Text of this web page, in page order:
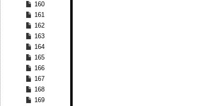
160
161
162
163
164
165
166
167
168
169